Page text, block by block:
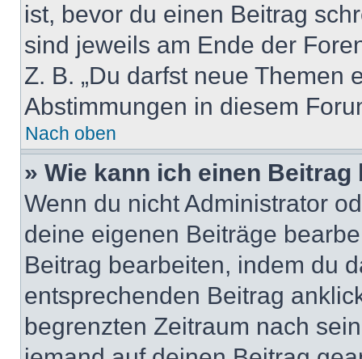
ist, bevor du einen Beitrag
sind jeweils am Ende der
Z. B. „Du darfst neue Themen
Abstimmungen in diesem
Nach oben
» Wie kann ich einen
Wenn du nicht Administrator
deine eigenen Beiträge
Beitrag bearbeiten, indem du
entsprechenden Beitrag
begrenzten Zeitraum nach